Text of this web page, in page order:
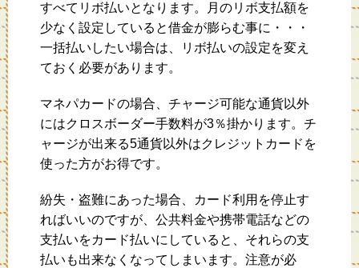
すべてリボ払いとなります。月のリボ支払額を
少なく設定していると借金が膨らむ事に・・・
一括払いしたい場合は、リボ払いの設定を変え
ておく必要があります。
マネパカードの場合、チャージ可能な通貨以外
にはクロスボーダー手数料が3％掛かります。チ
ャージが出来る5通貨以外はクレジットカードを
使った方がお得です。
紛失・盗難にあった場合、カード利用を停止す
ればいいのですが、公共料金や携帯電話などの
支払いをカード払いにしていると、それらの支
払いも出来なくなってしまいます。注意が必